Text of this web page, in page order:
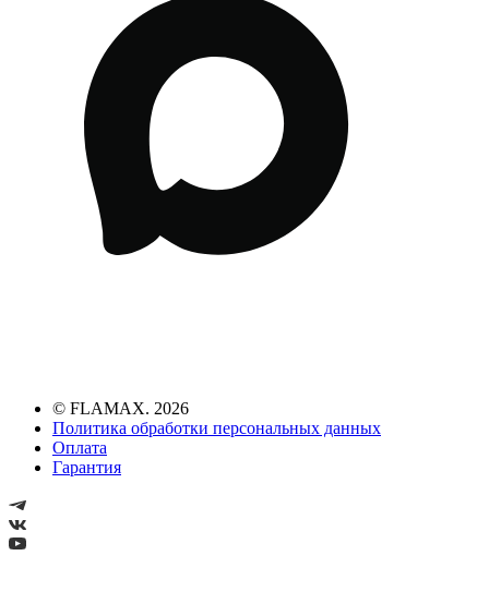
© FLAMAX. 2026
Политика обработки персональных данных
Оплата
Гарантия